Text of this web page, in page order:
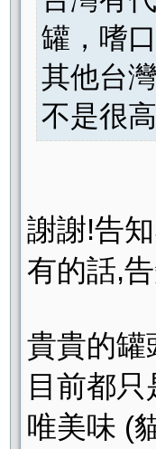
罐，嗜
其他台
不是很高
謝謝!告
有的話,
貴貴的罐
目前都
唯美味 (